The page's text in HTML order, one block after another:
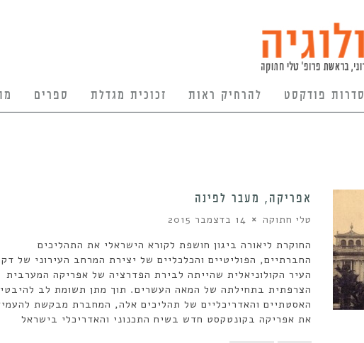
סדרות פודקסט להרחיק ראות זכוכית מגדלת ספרים
אפריקה, מעבר לפינה
טלי חתוקה 14 בדצמבר 2015
החוקרת ליאורה ביגון חושפת לקורא הישראלי את התהליכים
החברתיים, הפוליטיים והכלכליים של יצירת המרחב העירוני של
העיר הקולוניאלית שהייתה לבירת הפדרציה של אפריקה המערבית
הצרפתית בתחילתה של המאה העשרים. תוך מתן תשומת לב
האסטתיים והאדריכליים של תהליכים אלה, המחברת מבקשת
את אפריקה בקונטקסט חדש בשיח התכנוני והאדריכלי בישראל